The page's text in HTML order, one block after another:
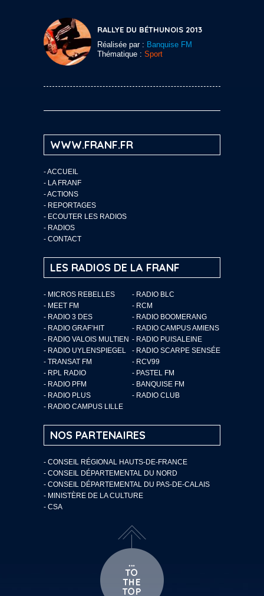
RALLYE DU BÉTHUNOIS 2013
Réalisée par : Banquise FM
Thématique : Sport
WWW.FRANF.FR
-ACCUEIL
- LA FRANF
-ACTIONS
- REPORTAGES
- ECOUTER LES RADIOS
- RADIOS
- CONTACT
LES RADIOS DE LA FRANF
- MICROS REBELLES
- RADIO BLC
- MEET FM
- RCM
- RADIO 3 DES
- RADIO BOOMERANG
- RADIO GRAF’HIT
- RADIO CAMPUS AMIENS
- RADIO VALOIS MULTIEN - RADIO PUISALEINE
- RADIO UYLENSPIEGEL
- RADIO SCARPE SENSÉE
- TRANSAT FM
- RCV99
- RPL RADIO
- PASTEL FM
- RADIO PFM
- BANQUISE FM
- RADIO PLUS
- RADIO CLUB
- RADIO CAMPUS LILLE
NOS PARTENAIRES
- CONSEIL RÉGIONAL HAUTS-DE-FRANCE
- CONSEIL DÉPARTEMENTAL DU NORD
- CONSEIL DÉPARTEMENTAL DU PAS-DE-CALAIS
- MINISTÈRE DE LA CULTURE
- CSA